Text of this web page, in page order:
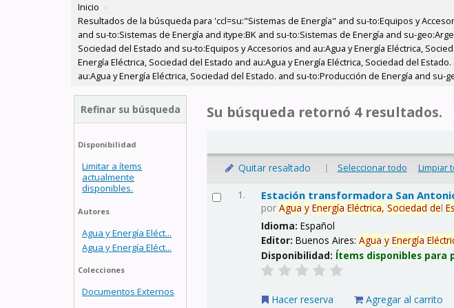
Inicio ›
Resultados de la búsqueda para 'ccl=su:"Sistemas de Energía" and su-to:Equipos y
and su-to:Sistemas de Energía and itype:BK and su-to:Sistemas de Energía and su-
Sociedad del Estado and su-to:Equipos y Accesorios and au:Agua y Energía Eléctrica,
Energía Eléctrica, Sociedad del Estado and au:Agua y Energía Eléctrica, Sociedad del
au:Agua y Energía Eléctrica, Sociedad del Estado. and su-to:Producción de Energía and
Refinar su búsqueda
Disponibilidad
Limitar a ítems
actualmente
disponibles.
Autores
Agua y Energía Eléct...
Agua y Energía Eléct...
Colecciones
Documentos Externos
Su búsqueda retornó 4 resultados.
Quitar resaltado | Seleccionar todo Limpiar
1. Estación transformadora San
porAgua y Energía Eléctrica, Sociedad del
Idioma:Español
Editor:Buenos Aires:Agua y Energía
Disponibilidad: Ítems disponibles para
Hacer reserva Agregar al carrito